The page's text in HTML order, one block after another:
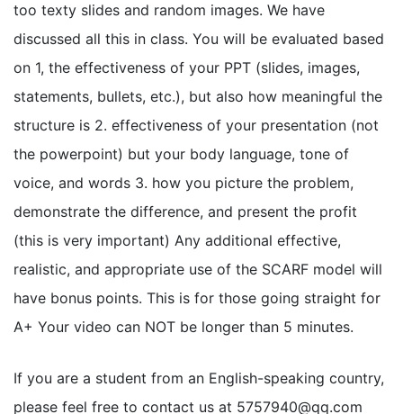
too texty slides and random images. We have
discussed all this in class. You will be evaluated based
on 1, the effectiveness of your PPT (slides, images,
statements, bullets, etc.), but also how meaningful the
structure is 2. effectiveness of your presentation (not
the powerpoint) but your body language, tone of
voice, and words 3. how you picture the problem,
demonstrate the difference, and present the profit
(this is very important) Any additional effective,
realistic, and appropriate use of the SCARF model will
have bonus points. This is for those going straight for
A+ Your video can NOT be longer than 5 minutes.
If you are a student from an English-speaking country,
please feel free to contact us at 5757940@qq.com